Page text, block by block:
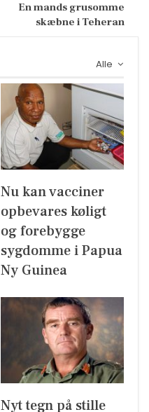
En mands grusomme
skæbne i Teheran
Alle
Nu kan vacciner
opbevares køligt
og forebygge
sygdomme i Papua
Ny Guinea
Nyt tegn på stille